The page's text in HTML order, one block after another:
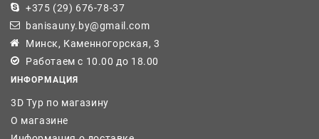
+375 (29) 676-78-37
banisauny.by@gmail.com
Минск, Каменногорская, 3
Работаем с 10.00 до 18.00
ИНФОРМАЦИЯ
3D Тур по магазину
О магазине